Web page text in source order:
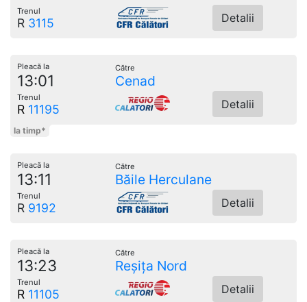
Trenul
R 3115 Detalii
Pleacă la
13:01
Către
Cenad
Trenul
R 11195 Detalii
la timp*
Pleacă la
13:11
Către
Băile Herculane
Trenul
R 9192 Detalii
Pleacă la
13:23
Către
Reșița Nord
Trenul
R 11105 Detalii